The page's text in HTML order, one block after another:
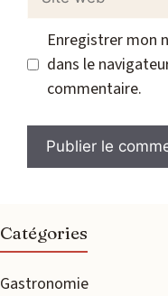
Enregistrer mon
dans le
commentaire.
Catégories
Gastronomie